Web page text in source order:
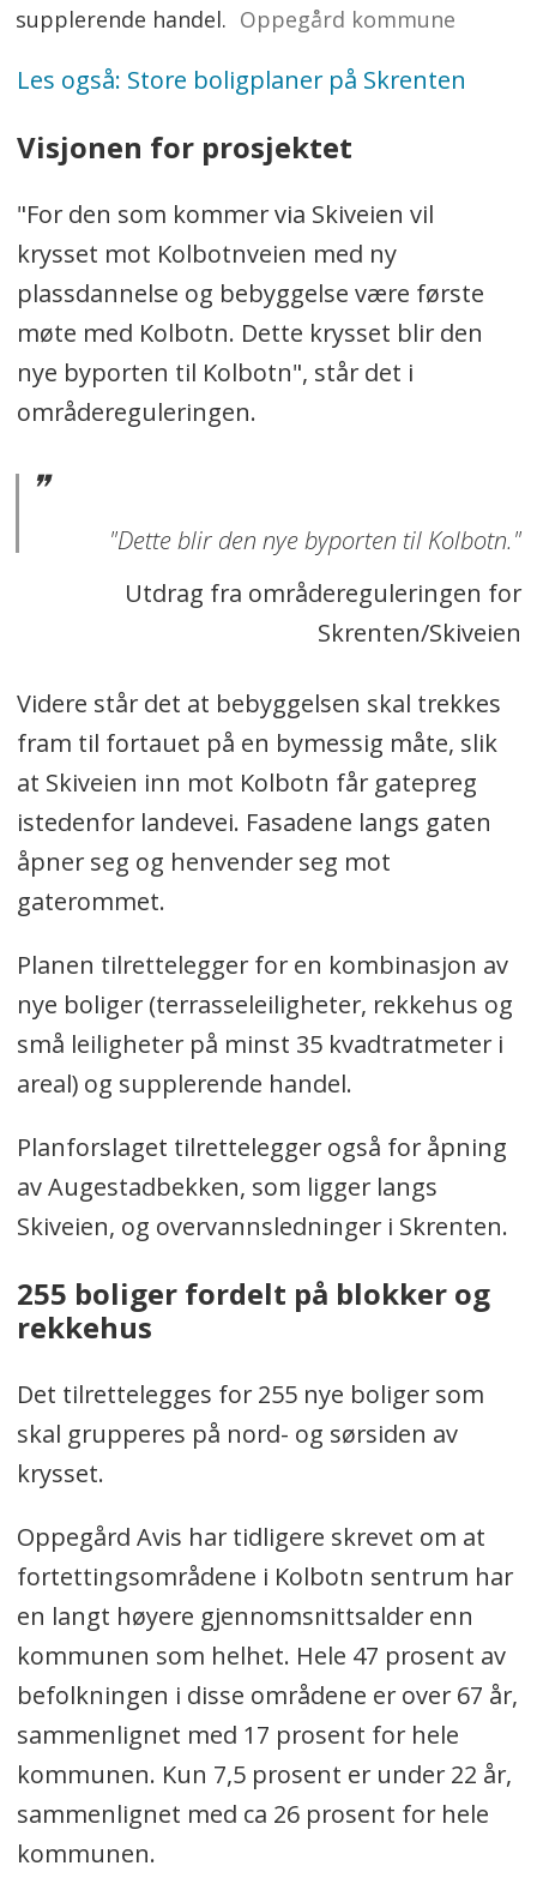
supplerende handel. Oppegård kommune
Les også: Store boligplaner på Skrenten
Visjonen for prosjektet
"For den som kommer via Skiveien vil
krysset mot Kolbotnveien med ny
plassdannelse og bebyggelse være første
møte med Kolbotn. Dette krysset blir den
nye byporten til Kolbotn", står det i
områdereguleringen.
"Dette blir den nye byporten til Kolbotn."
Utdrag fra områdereguleringen for
Skrenten/Skiveien
Videre står det at bebyggelsen skal trekkes
fram til fortauet på en bymessig måte, slik
at Skiveien inn mot Kolbotn får gatepreg
istedenfor landevei. Fasadene langs gaten
åpner seg og henvender seg mot
gaterommet.
Planen tilrettelegger for en kombinasjon av
nye boliger (terrasseleiligheter, rekkehus og
små leiligheter på minst 35 kvadtratmeter i
areal) og supplerende handel.
Planforslaget tilrettelegger også for åpning
av Augestadbekken, som ligger langs
Skiveien, og overvannsledninger i Skrenten.
255 boliger fordelt på blokker og
rekkehus
Det tilrettelegges for 255 nye boliger som
skal grupperes på nord- og sørsiden av
krysset.
Oppegård Avis har tidligere skrevet om at
fortettingsområdene i Kolbotn sentrum har
en langt høyere gjennomsnittsalder enn
kommunen som helhet. Hele 47 prosent av
befolkningen i disse områdene er over 67 år,
sammenlignet med 17 prosent for hele
kommunen. Kun 7,5 prosent er under 22 år,
sammenlignet med ca 26 prosent for hele
kommunen.